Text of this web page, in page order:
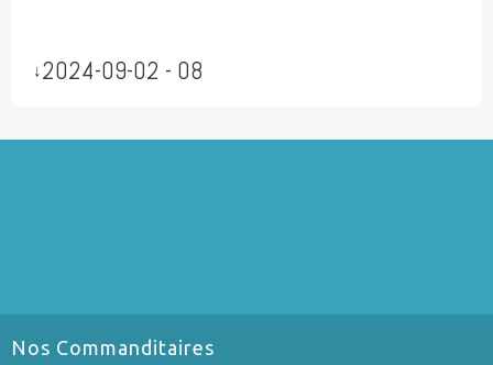
↓2024-09-02 - 08
Nos Commanditaires